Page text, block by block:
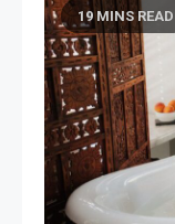
19 MINS READ